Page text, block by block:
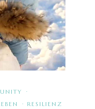
·
· RESILIENZ